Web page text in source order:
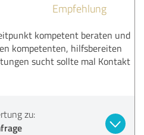
Empfehlung
kompetent beraten und
kompetenten, hilfsbereiten
sucht sollte mal Kontakt
zu: